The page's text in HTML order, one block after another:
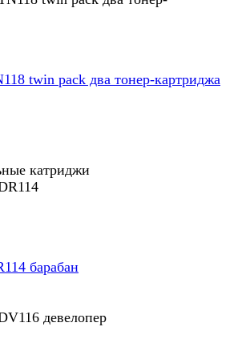
twin pack два тонер-картриджа
катриджи
барабан